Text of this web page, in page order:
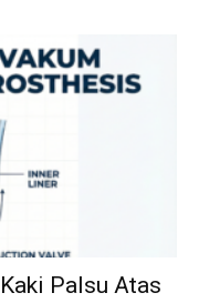
Palsu Atas